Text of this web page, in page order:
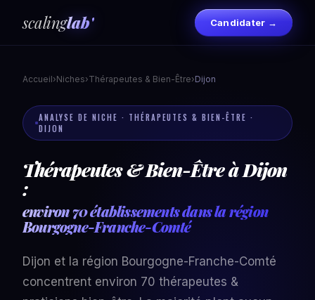
scalinglab' Candidater →
Accueil›Niches›Thérapeutes & Bien-Être›Dijon
ANALYSE DE NICHE · THÉRAPEUTES & BIEN-ÊTRE ·
DIJON
Thérapeutes & Bien-Être à Dijon
:
environ 70 établissements dans la région
Bourgogne-Franche-Comté
Dijon et la région Bourgogne-Franche-Comté
concentrent environ 70 thérapeutes &